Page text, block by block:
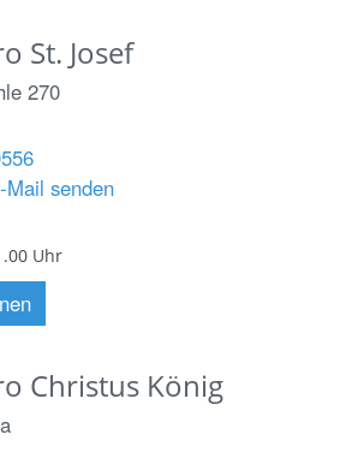
St. Josef
270
senden
Uhr
Christus König